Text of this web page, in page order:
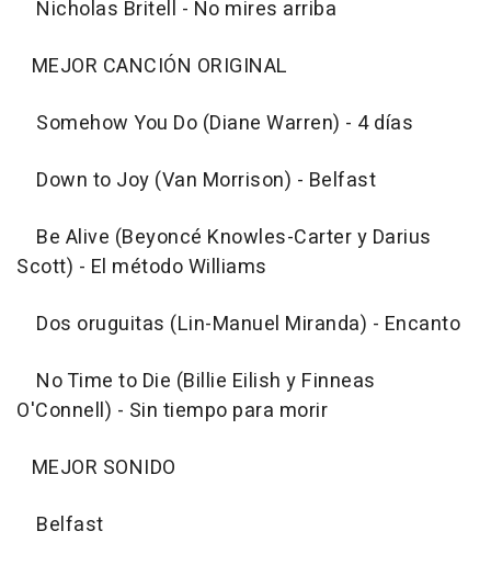
Nicholas Britell - No mires arriba
MEJOR CANCIÓN ORIGINAL
Somehow You Do (Diane Warren) - 4 días
Down to Joy (Van Morrison) - Belfast
Be Alive (Beyoncé Knowles-Carter y Darius
Scott) - El método Williams
Dos oruguitas (Lin-Manuel Miranda) - Encanto
No Time to Die (Billie Eilish y Finneas
O'Connell) - Sin tiempo para morir
MEJOR SONIDO
Belfast